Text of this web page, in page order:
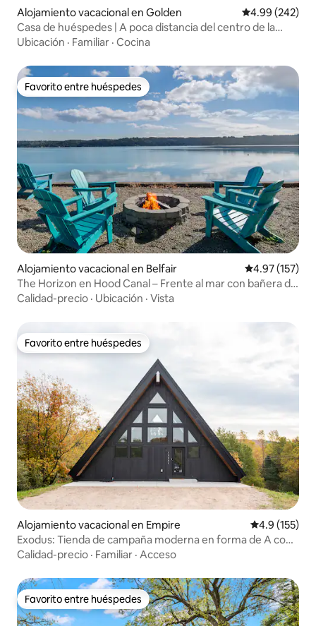
Alojamiento vacacional en Golden Calificación
4.99 (242)
Casa de huéspedes | A poca distancia del centro de la
ciudad | A 15 minutos de Red Rocks
Ubicación · Familiar · Cocina
Favorito entre huéspedes
Favorito entre huéspedes
Alojamiento vacacional en Belfair Calificación
4.97 (157)
The Horizon en Hood Canal – Frente al mar con bañera de
hidromasaje
Calidad-precio · Ubicación · Vista
Favorito entre huéspedes
Favorito entre huéspedes
Alojamiento vacacional en Empire Calificación
4.9 (155)
Exodus: Tienda de campaña moderna en forma de A con
jacuzzi, de Sleeping Bear
Calidad-precio · Familiar · Acceso
Favorito entre huéspedes
Favorito entre huéspedes